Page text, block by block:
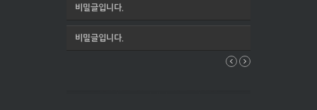
비밀글입니다.
비밀글입니다.